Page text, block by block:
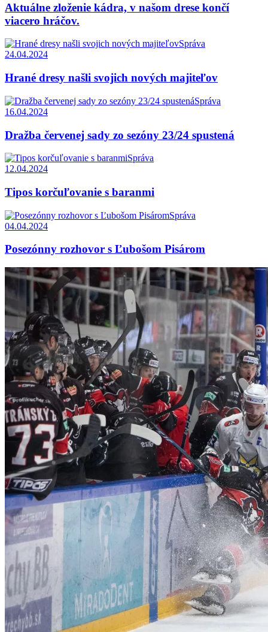
Aktuálne zloženie kádra, v našom drese končí
viacero hráčov.
Správa
24.04.2024
Hrané dresy našli svojich nových majiteľov
Správa
16.04.2024
Dražba červenej sady zo sezóny 23/24 spustená
Správa
12.04.2024
Tipos korčuľovanie s baranmi
Správa
04.04.2024
Posezónny rozhovor s Ľubošom Pisárom